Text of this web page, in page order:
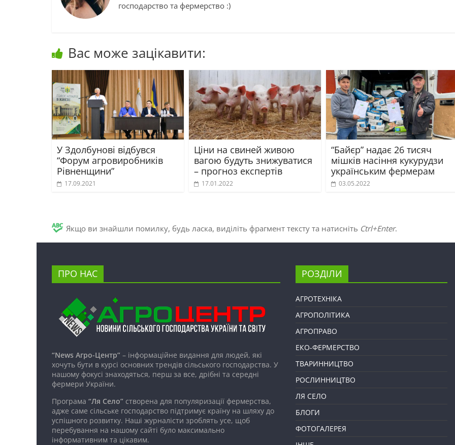
господарство та фермерство :)
Вас може зацікавити:
У Здолбунові відбувся
“Форум агровиробників
Рівненщини”
17.09.2021
Ціни на свиней живою
вагою будуть знижуватися
– прогноз експертів
17.01.2022
“Байєр” надає 26 тисяч
мішків насіння кукурудзи
українським фермерам
03.05.2022
Якщо ви знайшли помилку, будь ласка, виділіть фрагмент тексту та натисніть Ctrl+Enter.
ПРО НАС
“News Агро-Центр” – інформаційне видання для людей, які
хочуть бути в курсі основних трендів сільського господарства. У
нашому фокусі знаходяться, перш за все, дрібні та середні
фермери України.
Програма “Ля Село” створена для популяризації фермерства,
адже саме сільське господарство підтримує країну на шляху до
успішного розвитку. Наші журналісти зроблять усе, щоб
перебування на нашому сайті було максимально
інформативним та цікавим.
РОЗДІЛИ
АГРОТЕХНІКА
АГРОПОЛІТИКА
АГРОПРАВО
ЕКО-ФЕРМЕРСТВО
ТВАРИННИЦТВО
РОСЛИННИЦТВО
ЛЯ СЕЛО
БЛОГИ
ФОТОГАЛЕРЕЯ